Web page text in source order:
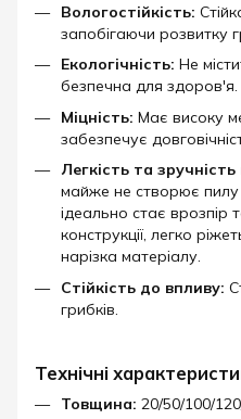
Вологостійкість:
запобігаючи розвитку
Екологічність: Не
безпечна для здоров'я.
Міцність: Має високу
забезпечує
Легкість та
майже не створює
ідеально стає врозпір
конструкції, легко
нарізка матеріалу.
Стійкість до впливу:
грибків.
Технічні
Товщина: 20/50/100/